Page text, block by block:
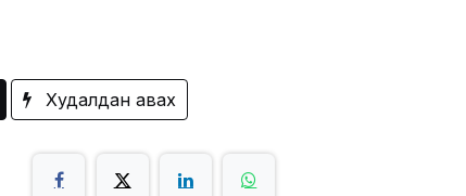
Худалдан авах